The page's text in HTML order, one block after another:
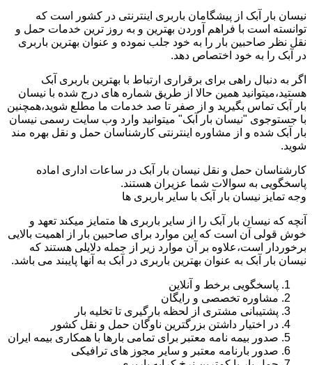
نیسان بار آبک از پیشگامان باربری اینترنتی در کشور است که
توانسته است با فراهم آوردن بهترین و به روز ترین خدمات حمل و
نقل نظر صاحبین بار را به خود جلب نموده و عنوان بهترین باربری
در آبک را به خود اختصاص دهد.
اگر به دنبال راهی برای برقراری ارتباط با بهترین باربری آبک
هستید،میتوانید همین حالا از طریق شماره های درج شده با نیسان
بار آبک تماس بگیرید و از صفر تا صد خدمات ما مطلع شوید،همچنین
با جستوجوی "نیسان بار آبک" میتوانید وارد وب سایت رسمی نیسان
بار آبک شده و از مشاوره اینترنتی کارشناسان حمل و نقل بهره مند
شوید.
کارشناسان حمل و نقل نیسان بار آبک در ساعات اداری اماده
پاسخگویی به سوالات شما عزیران هستند.
وجه تمایز نیسان بار آبک با سایر باربری ها
آنچه که نیسان بار آبک را از سایر باربری ها متمایز میکند تعهد و
خوش قولی آن است که این موارد برای صاحبین بار از اهمیت بالایی
برخوردار است،علاوه بر آن موارد زیر از جمله دلایلی هستند که
نیسان بار آبک به عنوان بهترین باربری در آبک به آنها پایبند می باشد.
پاسخگویی برخط و آنلاین
مشاوره تخصصی و رایگان
پشتیبانی مشتری از لحظه بارگیری تا تخلیه بار
در اختیار داشتن بزرگترین ناوگان حمل و نقل کشور
صدور بیمه نامه معتبر برای تمامی بارها با همکاری بیمه ایران
صدور بارنامه معتبر و سایر مجوز های ترافیکی